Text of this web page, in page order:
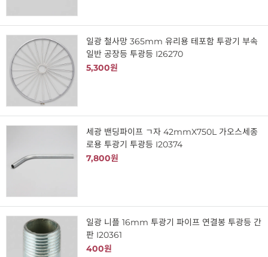
일광 철사망 365mm 유리용 테포함 투광기 부속
일반 공장등 투광등 I26270
5,300원
세광 밴딩파이프 ㄱ자 42mmX750L 가오스세종
로용 투광기 투광등 I20374
7,800원
일광 니플 16mm 투광기 파이프 연결봉 투광등 간
판 I20361
400원